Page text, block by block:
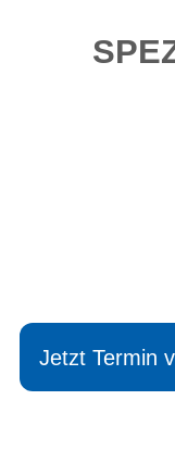
Jetzt Termin